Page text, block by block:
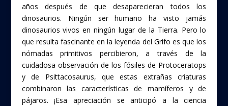
años después de que desaparecieran todos los
dinosaurios. Ningún ser humano ha visto jamás
dinosaurios vivos en ningún lugar de la Tierra. Pero lo
que resulta fascinante en la leyenda del Grifo es que los
nómadas primitivos percibieron, a través de la
cuidadosa observación de los fósiles de Protoceratops
y de Psittacosaurus, que estas extrañas criaturas
combinaron las características de mamíferos y de
pájaros. ¡Esa apreciación se anticipó a la ciencia